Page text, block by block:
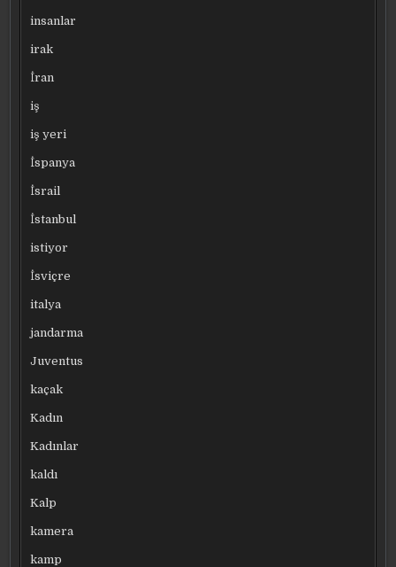
insanlar
irak
İran
iş
iş yeri
İspanya
İsrail
İstanbul
istiyor
İsviçre
italya
jandarma
Juventus
kaçak
Kadın
Kadınlar
kaldı
Kalp
kamera
kamp